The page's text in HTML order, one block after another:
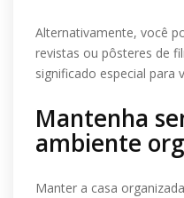
Alternativamente, você
revistas ou pôsteres de
significado especial para
Mantenha
ambiente
Manter a casa